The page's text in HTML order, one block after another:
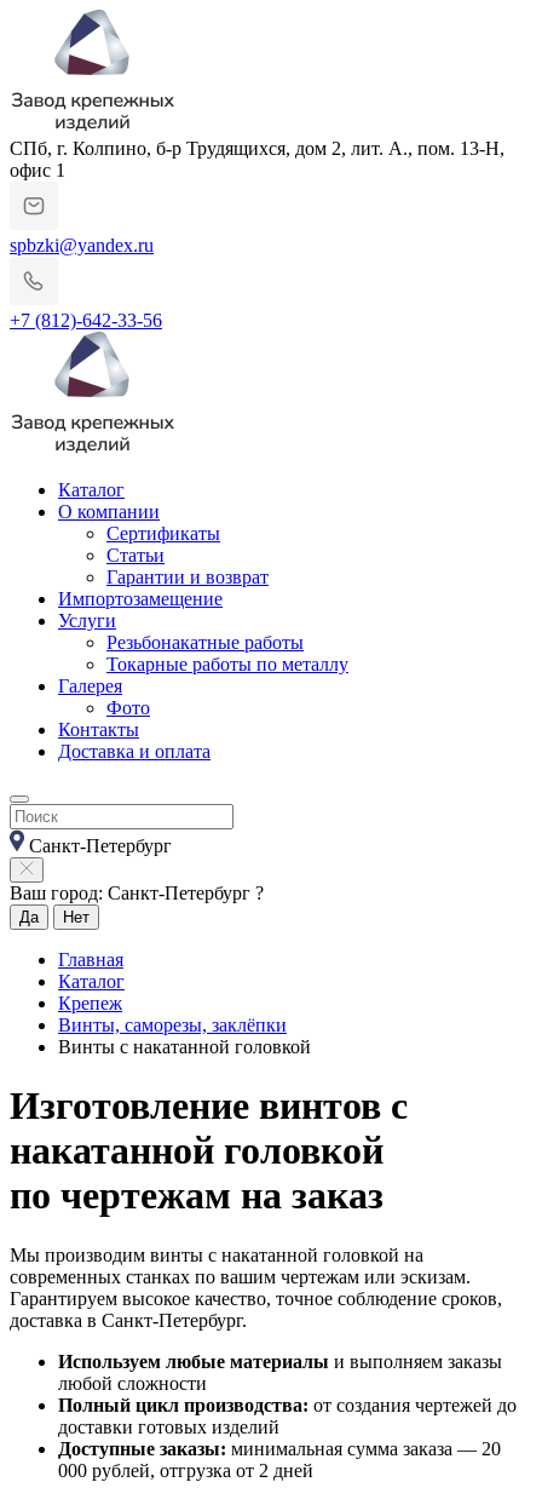
СПб, г. Колпино, б-р Трудящихся, дом 2, лит. А., пом. 13-Н,
офис 1
spbzki@yandex.ru
+7 (812)-642-33-56
Каталог
О компании
Сертификаты
Статьи
Гарантии и возврат
Импортозамещение
Услуги
Резьбонакатные работы
Токарные работы по металлу
Галерея
Фото
Контакты
Доставка и оплата
Санкт-Петербург
Ваш город: Санкт-Петербург ?
Да Нет
Главная
Каталог
Крепеж
Винты, саморезы, заклёпки
Винты с накатанной головкой
Изготовление винтов с
накатанной головкой
по чертежам на заказ
Мы производим винты с накатанной головкой на
современных станках по вашим чертежам или эскизам.
Гарантируем высокое качество, точное соблюдение сроков,
доставка в Санкт-Петербург.
Используем любые материалы и выполняем заказы
любой сложности
Полный цикл производства: от создания чертежей до
доставки готовых изделий
Доступные заказы: минимальная сумма заказа — 20
000 рублей, отгрузка от 2 дней